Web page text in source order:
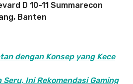
D 10-11 Summarecon
Banten
dengan Konsep yang Kece
Seru, Ini Rekomendasi Gaming